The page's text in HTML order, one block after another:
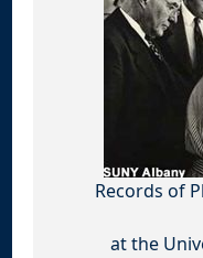
Records of
at the